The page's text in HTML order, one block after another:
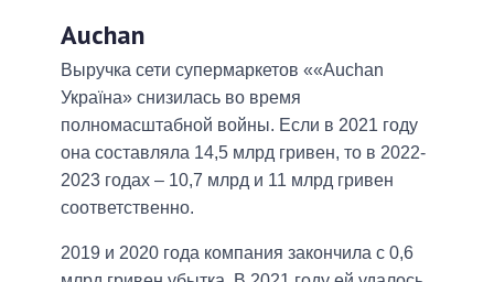
Auchan
Выручка сети супермаркетов ««Auchan
Україна» снизилась во время
полномасштабной войны. Если в 2021 году
она составляла 14,5 млрд гривен, то в 2022-
2023 годах – 10,7 млрд и 11 млрд гривен
соответственно.
2019 и 2020 года компания закончила с 0,6